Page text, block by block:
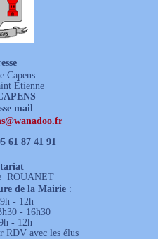
Capens
Étienne
mail
@wanadoo.fr
61 87 41 91
ROUANET
de la Mairie :
- 12h
- 16h30
- 12h
RDV avec les élus